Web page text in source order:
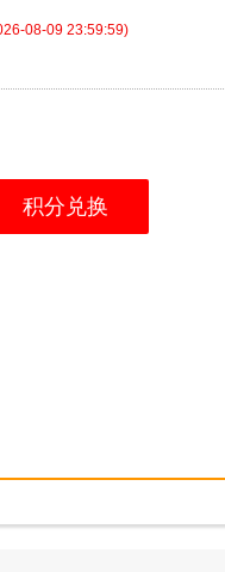
08-09 23:59:59)
积分兑换